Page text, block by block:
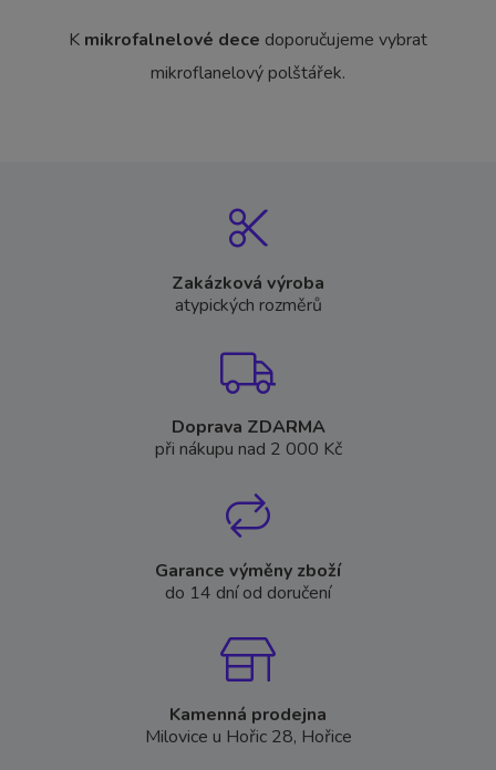
K mikrofalnelové dece doporučujeme vybrat
mikroflanelový polštářek.
Zakázková výroba
atypických rozměrů
Doprava ZDARMA
při nákupu nad 2 000 Kč
Garance výměny zboží
do 14 dní od doručení
Kamenná prodejna
Milovice u Hořic 28, Hořice